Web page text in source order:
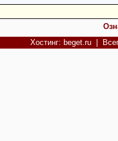
Хостинг: beget.ru|